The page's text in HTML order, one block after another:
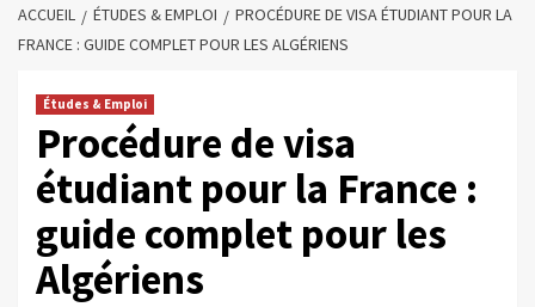
ACCUEIL ÉTUDES & EMPLOI
PROCÉDURE DE VISA ÉTUDIANT POUR LA
FRANCE : GUIDE COMPLET POUR LES ALGÉRIENS
Études & Emploi
Procédure de visa
étudiant pour la France :
guide complet pour les
Algériens